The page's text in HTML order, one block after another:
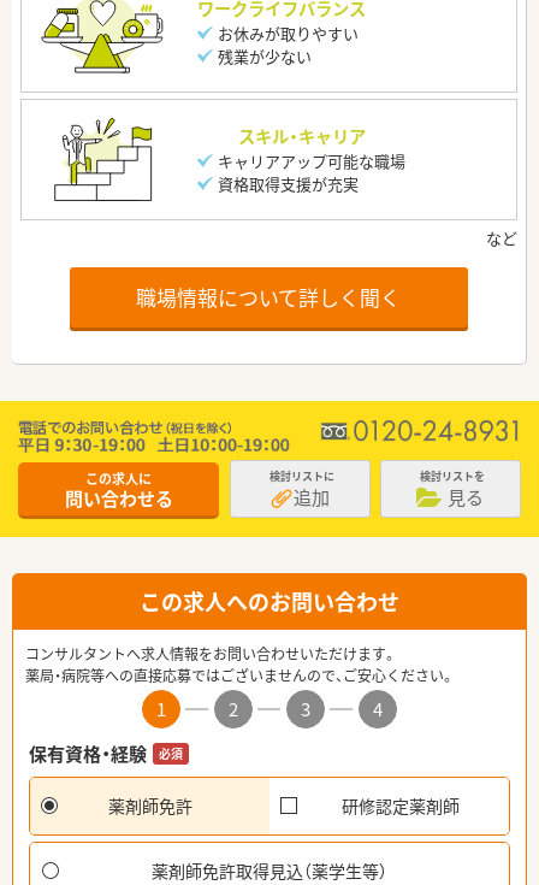
ワークライフバランス
お休みが取りやすい
残業が少ない
スキル・キャリア
キャリアアップ可能な職場
資格取得支援が充実
職場情報について詳しく聞く
この求人に
問い合わせる
検討リストに
追加
検討リストを
見る
この求人へのお問い合わせ
コンサルタントへ求人情報をお問い合わせいただけます。
薬局・病院等への直接応募ではございませんので、ご安心ください。
1 2 3
4
保有資格・経験
必須
薬剤師免許 研修認定薬剤師
薬剤師免許取得見込（薬学生等）